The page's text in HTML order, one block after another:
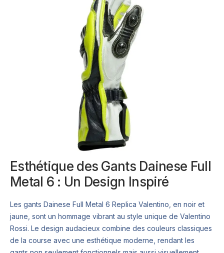
Esthétique des Gants Dainese Full
Metal 6 : Un Design Inspiré
Les gants Dainese Full Metal 6 Replica Valentino, en noir et
jaune, sont un hommage vibrant au style unique de Valentino
Rossi. Le design audacieux combine des couleurs classiques
de la course avec une esthétique moderne, rendant les